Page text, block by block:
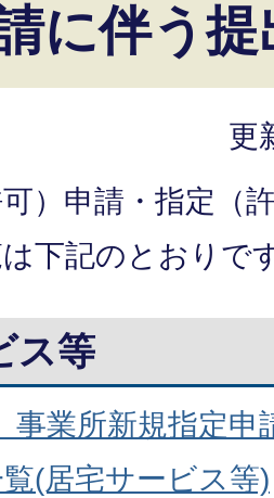
に伴う
更
）申請・指定（
下記のとおりで
ス等
業所新規指定申
(居宅サービス等)